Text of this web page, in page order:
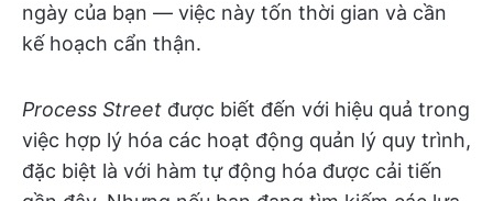
ngày của bạn — việc này tốn thời gian và cần
kế hoạch cẩn thận.
Process Street được biết đến với hiệu quả trong
việc hợp lý hóa các hoạt động quản lý quy trình,
đặc biệt là với hàm tự động hóa được cải tiến